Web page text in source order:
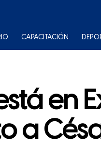
CAPACITACIÓN
en
a